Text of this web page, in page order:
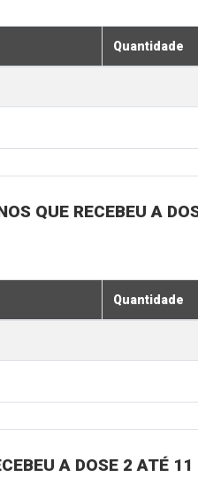
Quantidade
QUE RECEBEU A
Quantidade
A DOSE 2 ATÉ 11